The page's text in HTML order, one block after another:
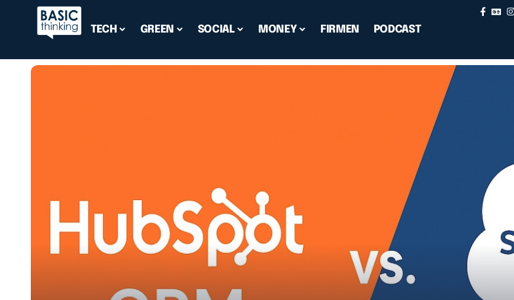
TECH GREEN SOCIAL MONEY FIRMEN PODCAST